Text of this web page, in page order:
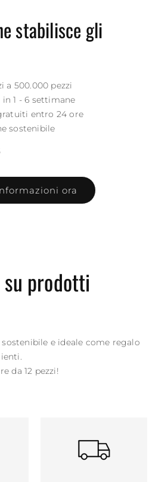
stabilisce gli
a 500.000 pezzi
in 1 - 6 settimane
entro 24 ore
sostenibile
ora
prodotti
e ideale come regalo
da 12 pezzi!